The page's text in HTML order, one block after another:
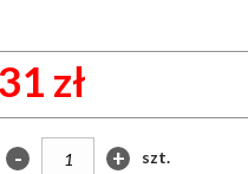
31 zł
- + szt.